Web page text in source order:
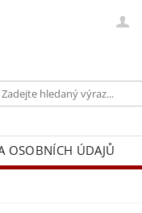
OSOBNÍCH ÚDAJŮ